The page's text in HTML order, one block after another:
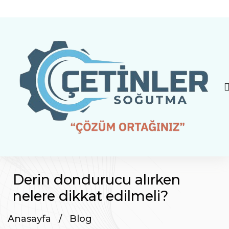
Derin dondurucu alırken
nelere dikkat edilmeli?
Anasayfa / Blog